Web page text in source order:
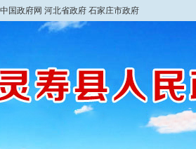
中国政府网 河北省政府 石家庄市政府